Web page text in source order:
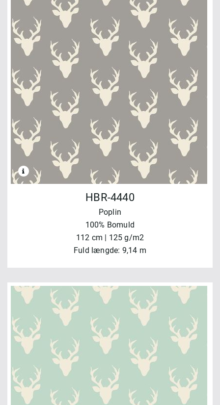
HBR-4440
Poplin
100% Bomuld
112 cm | 125 g/m2
Fuld længde: 9,14 m